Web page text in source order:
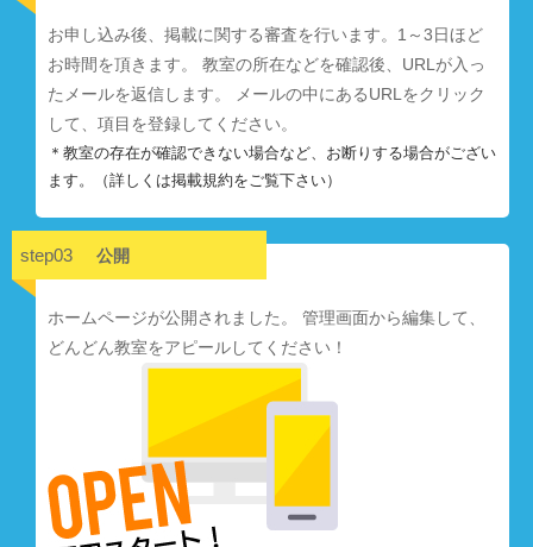
お申し込み後、掲載に関する審査を行います。1～3日ほど
お時間を頂きます。 教室の所在などを確認後、URLが入っ
たメールを返信します。 メールの中にあるURLをクリック
して、項目を登録してください。
＊教室の存在が確認できない場合など、お断りする場合がござい
ます。（詳しくは掲載規約をご覧下さい）
step03 公開
ホームページが公開されました。 管理画面から編集して、
どんどん教室をアピールしてください！